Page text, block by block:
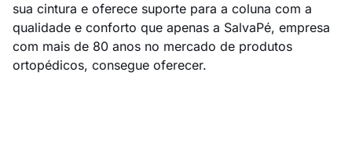
sua cintura e oferece suporte para a coluna com a
qualidade e conforto que apenas a SalvaPé, empresa
com mais de 80 anos no mercado de produtos
ortopédicos, consegue oferecer.